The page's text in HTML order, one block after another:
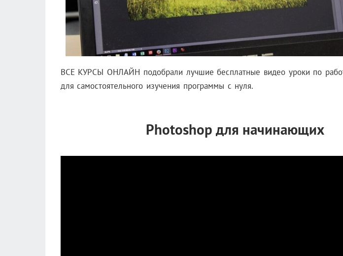
ВСЕ КУРСЫ ОНЛАЙН подобрали лучшие бесплатные видео уроки по
для самостоятельного изучения программы с нуля.
Photoshop для начинающих